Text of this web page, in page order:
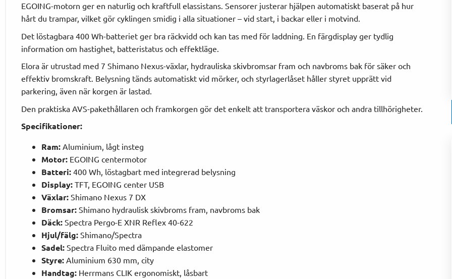
EGOING-motorn ger en naturlig och kraftfull elassistans. Sensorer justerar hjälpen automatiskt baserat på hur
hårt du trampar, vilket gör cyklingen smidig i alla situationer – vid start, i backar eller i motvind.
Det löstagbara 400 Wh-batteriet ger bra räckvidd och kan tas med för laddning. En färgdisplay ger tydlig
information om hastighet, batteristatus och effektläge.
Elora är utrustad med 7 Shimano Nexus-växlar, hydrauliska skivbromsar fram och navbroms bak för säker och
effektiv bromskraft. Belysning tänds automatiskt vid mörker, och styrlagerlåset håller styret upprätt vid
parkering, även när korgen är lastad.
Den praktiska AVS-pakethållaren och framkorgen gör det enkelt att transportera väskor och andra tillhörigheter.
Specifikationer:
Ram: Aluminium, lågt insteg
Motor: EGOING centermotor
Batteri: 400 Wh, löstagbart med integrerad belysning
Display: TFT, EGOING center USB
Växlar: Shimano Nexus 7 DX
Bromsar: Shimano hydraulisk skivbroms fram, navbroms bak
Däck: Spectra Pergo-E XNR Reflex 40-622
Hjul/fälg: Shimano/Spectra
Sadel: Spectra Fluito med dämpande elastomer
Styre: Aluminium 630 mm, city
Handtag: Herrmans CLIK ergonomiskt, låsbart